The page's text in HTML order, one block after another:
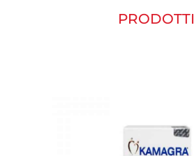
PRODOTTI